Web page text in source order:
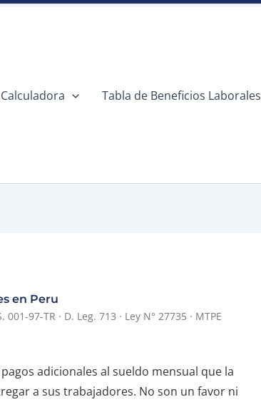
Calculadora Tabla de Beneficios Laborales
en Peru
97-TR · D. Leg. 713 · Ley N° 27735 · MTPE
adicionales al sueldo mensual que la
a sus trabajadores. No son un favor ni